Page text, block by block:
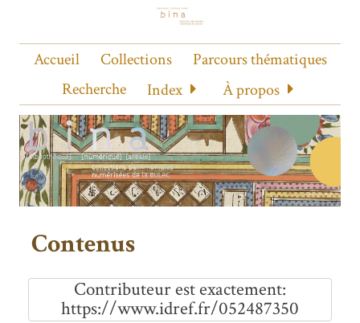
Accueil Collections
Parcours thématiques
Recherche
Index À propos
Contenus
Contributeur est exactement
https://www.idref.fr/052487350